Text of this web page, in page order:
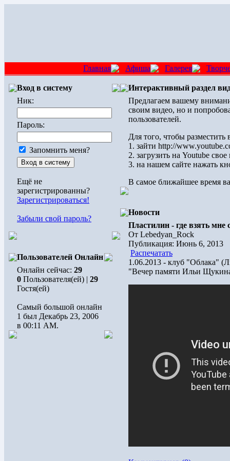
Главная Афиша Галерея
Вход в систему
Ник:
Пароль:
Запомнить меня?
Ещё не
зарегистрированны?
Зарегистрироваться!
Забыли свой пароль?
Пользователей Онлайн
Онлайн сейчас: 29
0 Пользователя(ей) | 29
Гостя(ей)
Самый большой онлайн
1 был Декабрь 23, 2006
в 00:11 AM.
Интерактивный раздел
Предлагаем вашему
своим видео, но и
пользователей.
Для того, чтобы
1. зайти http://
2. загрузить на Youtube
3. на нашем сайте нажать
В самое ближайшее время
Новости
Пластилин - где взять мне
От Lebedyan_Rock
Публикация: Июнь 6, 2013
Распечатать
1.06.2013 - клуб "Облака"
"Вечер памяти Ильи